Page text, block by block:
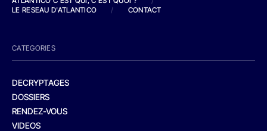
LE RESEAU D'ATLANTICO
/ CONTACT
CATEGORIES
DECRYPTAGES
DOSSIERS
RENDEZ-VOUS
VIDEOS